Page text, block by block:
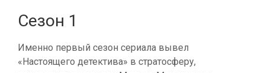
Сезон 1
Именно первый сезон сериала вывел
«Настоящего детектива» в стратосферу,